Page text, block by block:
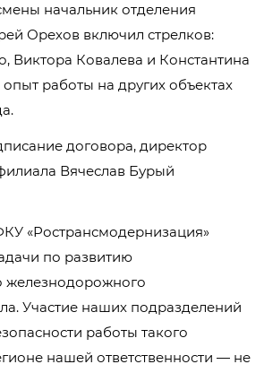
начальник отделения
Орехов включил стрелков:
Виктора Ковалева и Константина
работы на других объектах
договора, директор
Вячеслав Бурый
«Ространсмодернизация»
по развитию
железнодорожного
Участие наших подразделений
работы такого
нашей ответственности — не